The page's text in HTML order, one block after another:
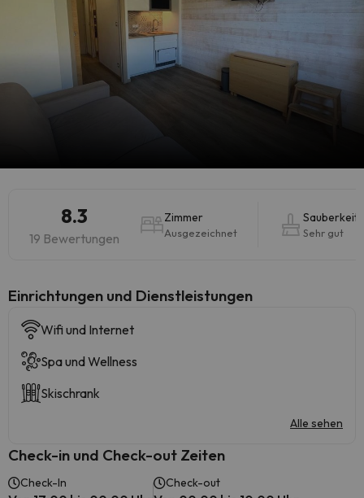
8.3
19 Bewertungen
Zimmer
Ausgezeichnet
Sauberkeit
Sehr gut
​Einrichtungen und Dienstleistungen
Wifi und Internet
Spa und Wellness
Skischrank
Alle sehen
Check-in und Check-out Zeiten
Check-In Check-out